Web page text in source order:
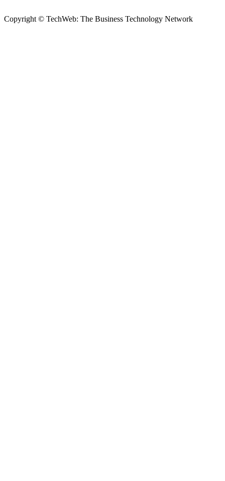
Copyright © TechWeb: The Business Technology Network